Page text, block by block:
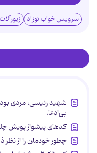
سرویس خواب نوزاد
شهید رئیسی، مردی
بی‌ادعا.
کدهای پیشواز پویش
چطور خودمان را از نظر ذهنی ۳۸ برابر